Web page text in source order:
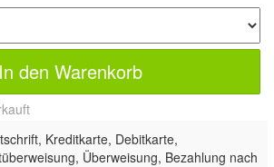
In den Warenkorb
Kreditkarte, Debitkarte,
Überweisung, Bezahlung nach